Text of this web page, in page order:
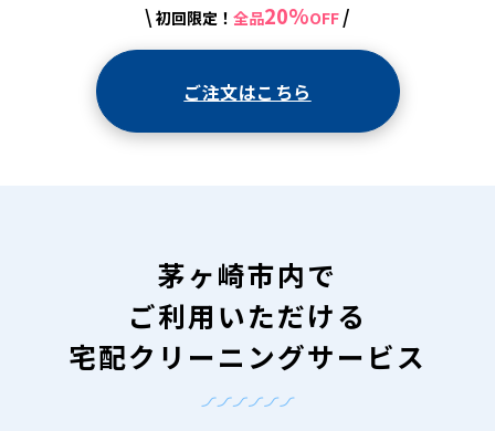
\ 初回限定！ 全品20%OFF /
ご注文はこちら
茅ヶ崎市内で
ご利用いただける
宅配クリーニングサービス